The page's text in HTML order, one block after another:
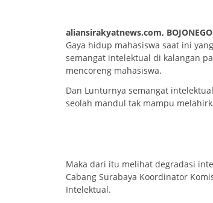
aliansirakyatnews.com,
Gaya hidup mahasiswa saat ini
semangat intelektual di kalangan
mencoreng mahasiswa.
Dan Lunturnya semangat
seolah mandul tak mampu
Maka dari itu melihat degradasi
Cabang Surabaya Koordinator
Intelektual.